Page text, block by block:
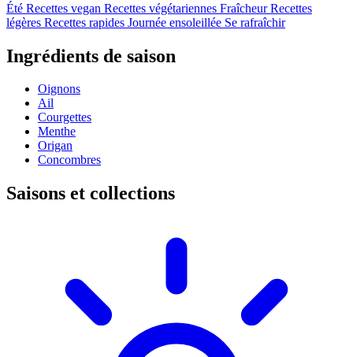
Été Recettes vegan Recettes végétariennes Fraîcheur Recettes
légères Recettes rapides Journée ensoleillée Se rafraîchir
Ingrédients de saison
Oignons
Ail
Courgettes
Menthe
Origan
Concombres
Saisons et collections